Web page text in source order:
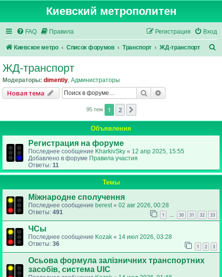
Киевский метрополитен
FAQ Правила Вход
Регистрация
Киевское метро Список форумов Транспорт ЖД-транспорт
ЖД-транспорт
Модераторы: dimentiy, Администраторы
Новая тема Поиск
95 тем 1 2
Объявления
Регистрация на форуме
Последнее сообщение KharkivSky « 12 апр 2025, 15:55
Добавлено в форуме Правила участия
Ответы: 11
Темы
Міжнародне сполучення
Последнее сообщение berest« 02 авг 2026, 00:28
Ответы: 491 1 … 30 31 32 33
ЧСы
Последнее сообщение Kozak « 14 июл 2026, 03:28
Ответы: 36 1 2 3
Осьова формула залізничних транспортних
засобів, система UIC